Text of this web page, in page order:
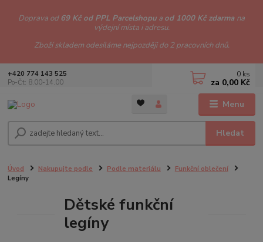
Doprava od69 Kč od PPL Parcelshopu a od 1000 Kč zdarma na
výdejní místa i adresu.
Zboží skladem odesíláme nejpozději do 2 pracovních dnů.
Menu
Hledat
+420 774 143 525
Po-Čt: 8.00-14.00
0 ks
za 0,00 Kč
Úvod Nakupujte podle Podle materiálu
Funkční oblečení
Legíny
Dětské funkční
legíny